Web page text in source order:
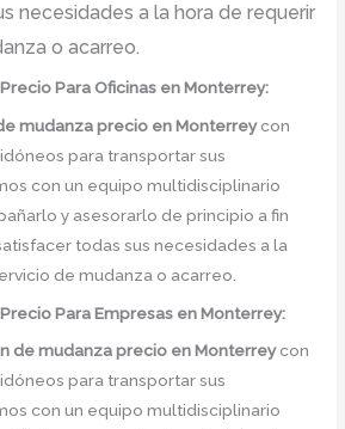
necesidades a la hora de requerir
o acarreo.
PrecioPara Oficinas en Monterrey:
mudanza precio enMonterreycon
para transportar sus
con un equipo multidisciplinario
y asesorarlo de principio a fin
todas sus necesidades a la
de mudanza o acarreo.
PrecioPara Empresas en Monterrey:
de mudanza precio enMonterreycon
para transportar sus
con un equipo multidisciplinario